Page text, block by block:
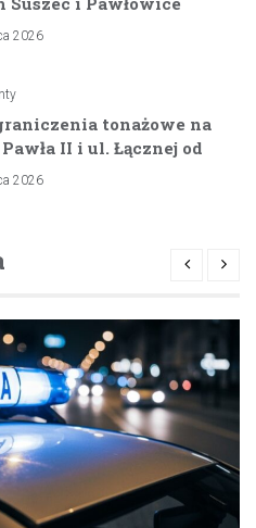
wsparciu
2026
tonażowe na
II i ul. Łącznej od
roku
2026